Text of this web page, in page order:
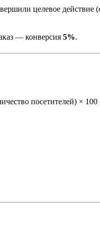
целевое действие
— конверсия 5%.
посетителей) × 100